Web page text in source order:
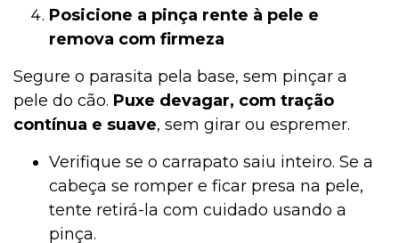
Posicione a pinça rente à pele e
remova com firmeza
Segure o parasita pela base, sem pinçar a
pele do cão. Puxe devagar, com tração
contínua e suave, sem girar ou espremer.
Verifique se o carrapato saiu inteiro. Se a
cabeça se romper e ficar presa na pele,
tente retirá-la com cuidado usando a
pinça.